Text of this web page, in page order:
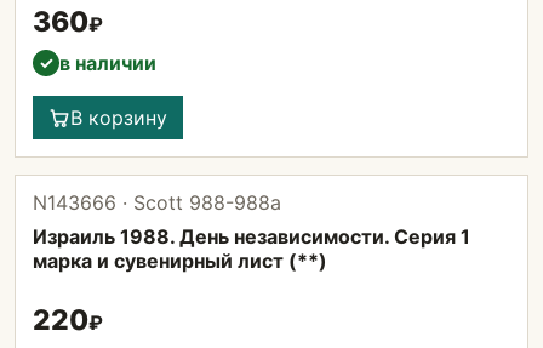
360₽
✓ в наличии
В корзину
N143666 · Scott 988-988а
Израиль 1988. День независимости. Серия 1
марка и сувенирный лист (**)
220₽